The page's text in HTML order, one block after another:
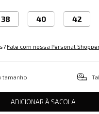
38 40 42
Fale com nossa Personal
tamanho
ADICIONAR À SACOLA